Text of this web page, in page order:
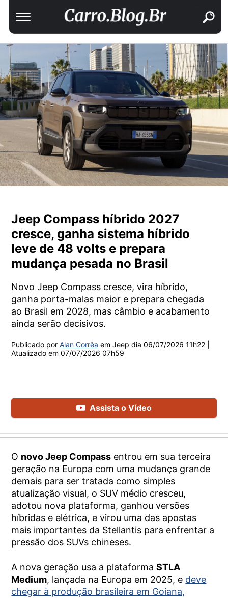
Jeep Compass híbrido 2027
cresce, ganha sistema híbrido
leve de 48 volts e prepara
mudança pesada no Brasil
Novo Jeep Compass cresce, vira híbrido,
ganha porta-malas maior e prepara chegada
ao Brasil em 2028, mas câmbio e acabamento
ainda serão decisivos.
Publicado porAlan Corrêa em Jeep dia06/07/2026 11h22
Atualizado em07/07/2026 07h59
Assista o Vídeo
O novo Jeep Compass entrou em sua terceira
geração na Europa com uma mudança grande
demais para ser tratada como simples
atualização visual, o SUV médio cresceu,
adotou nova plataforma, ganhou versões
híbridas e elétrica, e virou uma das apostas
mais importantes da Stellantis para enfrentar a
pressão dos SUVs chineses.
A nova geração usa a plataformaSTLA
Medium, lançada na Europa em 2025, e deve
chegar à produção brasileira em Goiana,